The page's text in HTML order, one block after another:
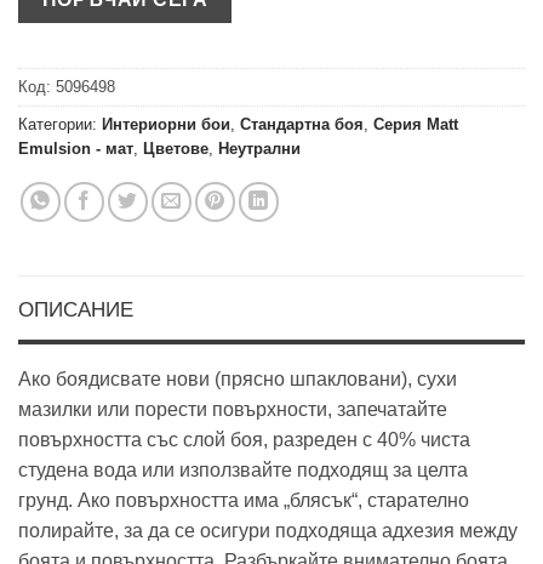
Код: 5096498
Категории: Интериорни бои Стандартна боя Серия Matt
Emulsion - мат Цветове Неутрални
ОПИСАНИЕ
Ако боядисвате нови (прясно шпакловани), сухи
мазилки или порести повърхности, запечатайте
повърхността със слой боя, разреден с 40% чиста
студена вода или използвайте подходящ за целта
грунд. Ако повърхността има „блясък“, старателно
полирайте, за да се осигури подходяща адхезия между